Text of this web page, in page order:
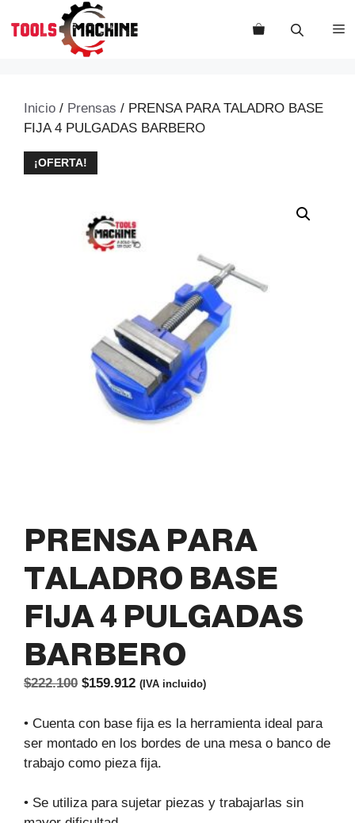
Inicio / Prensas / PRENSA PARA TALADRO BASE
FIJA 4 PULGADAS BARBERO
¡OFERTA!
PRENSA PARA
TALADRO BASE
FIJA 4 PULGADAS
BARBERO
$222.100 El
original
era:
$222.100.
$159.912El
actual
es:
$159.912.
(IVA incluido)
• Cuenta con base fija es la herramienta ideal para
ser montado en los bordes de una mesa o banco de
trabajo como pieza fija.
• Se utiliza para sujetar piezas y trabajarlas sin